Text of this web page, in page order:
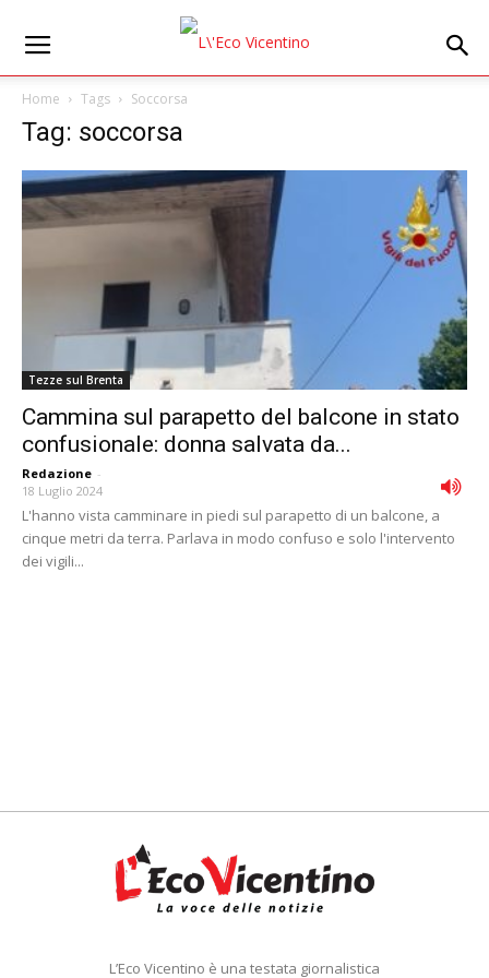
Home Tags Soccorsa
Tag: soccorsa
Tezze sul Brenta
Cammina sul parapetto del balcone in stato
confusionale: donna salvata da...
Redazione -
18 Luglio 2024
L'hanno vista camminare in piedi sul parapetto di un balcone, a
cinque metri da terra. Parlava in modo confuso e solo l'intervento
dei vigili...
L’Eco Vicentino è una testata giornalistica